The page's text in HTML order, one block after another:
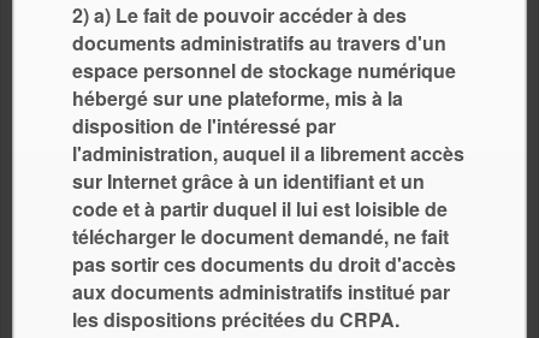
2) a) Le fait de pouvoir accéder à des
documents administratifs au travers d'un
espace personnel de stockage numérique
hébergé sur une plateforme, mis à la
disposition de l'intéressé par
l'administration, auquel il a librement accès
sur Internet grâce à un identifiant et un
code et à partir duquel il lui est loisible de
télécharger le document demandé, ne fait
pas sortir ces documents du droit d'accès
aux documents administratifs institué par
les dispositions précitées du CRPA.